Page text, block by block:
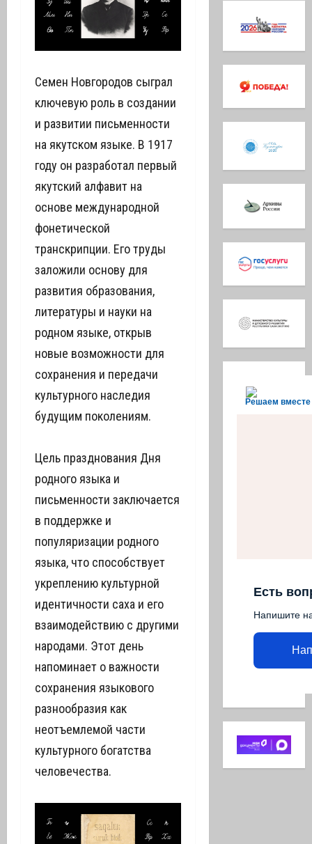
Семен Новгородов сыграл
ключевую роль в создании
и развитии письменности
на якутском языке. В 1917
году он разработал первый
якутский алфавит на
основе международной
фонетической
транскрипции. Его труды
заложили основу для
развития образования,
литературы и науки на
родном языке, открыв
новые возможности для
сохранения и передачи
культурного наследия
будущим поколениям.
Цель празднования Дня
родного языка и
письменности заключается
в поддержке и
популяризации родного
языка, что способствует
укреплению культурной
идентичности саха и его
взаимодействию с другими
народами. Этот день
напоминает о важности
сохранения языкового
разнообразия как
неотъемлемой части
культурного богатства
человечества.
Решаем вместе
Есть
Напишите